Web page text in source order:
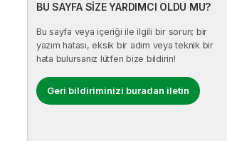
BU SAYFA SİZE YARDIMCI OLDU MU?
Bu sayfa veya içeriği ile ilgili bir sorun; bir
yazım hatası, eksik bir adım veya teknik bir
hata bulursanız lütfen bize bildirin!
Geri bildiriminizi buradan iletin